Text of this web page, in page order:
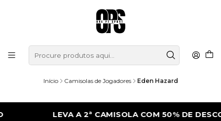
Início Camisolas de Jogadores Eden Hazard
LEVA A 2ª CAMISOLA COM 50% DE